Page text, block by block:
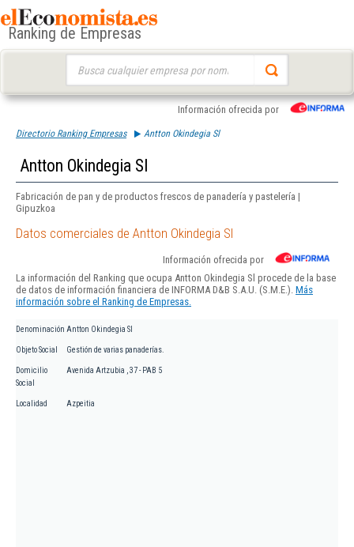
Ranking de Empresas
Información ofrecida por
Directorio Ranking Empresas Antton Okindegia Sl
Antton Okindegia Sl
Fabricación de pan y de productos frescos de panadería y pastelería |
Gipuzkoa
Datos comerciales de Antton Okindegia Sl
Información ofrecida por
La información del Ranking que ocupa Antton Okindegia Sl procede de la base
de datos de información financiera de INFORMA D&B S.A.U. (S.M.E.). Más
información sobre el Ranking de Empresas.
Denominación Antton Okindegia Sl
Objeto Social Gestión de varias panaderías.
Domicilio
Social
Avenida Artzubia , 37 - PAB 5
Localidad Azpeitia